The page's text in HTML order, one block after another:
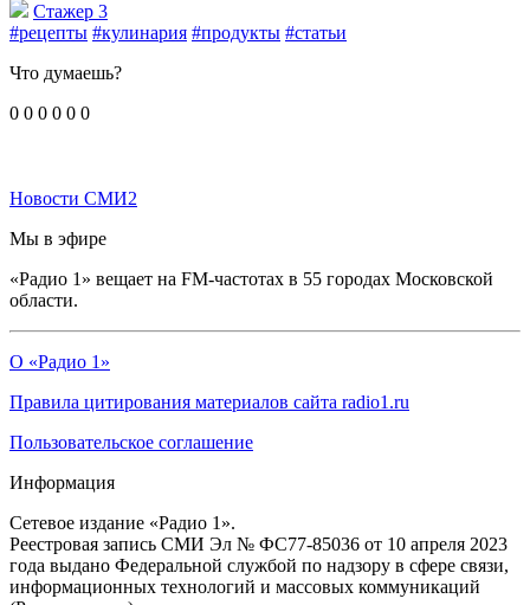
Стажер 3
#рецепты #кулинария #продукты #статьи
Что думаешь?
0 0 0 0 0 0
Новости СМИ2
Мы в эфире
«Радио 1» вещает на FM-частотах в 55 городах Московской
области.
О «Радио 1»
Правила цитирования материалов сайта radio1.ru
Пользовательское соглашение
Информация
Сетевое издание «Радио 1».
Реестровая запись СМИ Эл № ФС77-85036 от 10 апреля 2023
года выдано Федеральной службой по надзору в сфере связи,
информационных технологий и массовых коммуникаций